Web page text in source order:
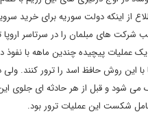
اینکه دولت سوریه برای خرید
شرکت های مبلمان را در سرتاسر
عملیات پیچیده چندین ماهه با نفوذ
روش حافظ اسد را ترور کنند. ولی
شود و قبل از هر حادثه ای جلوی
شکست این عملیات ترور بود.